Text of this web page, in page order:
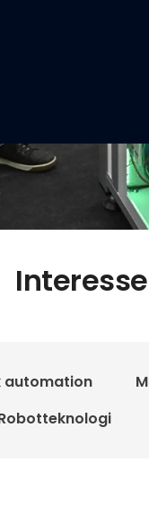
automation